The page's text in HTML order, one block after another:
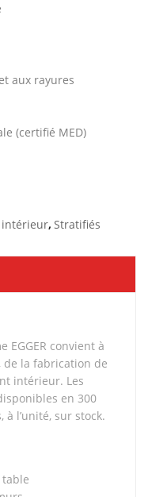
aux rayures
(certifié MED)
intérieur, Stratifiés
EGGER convient à
de la fabrication de
intérieur. Les
en 300
l’unité, sur stock.